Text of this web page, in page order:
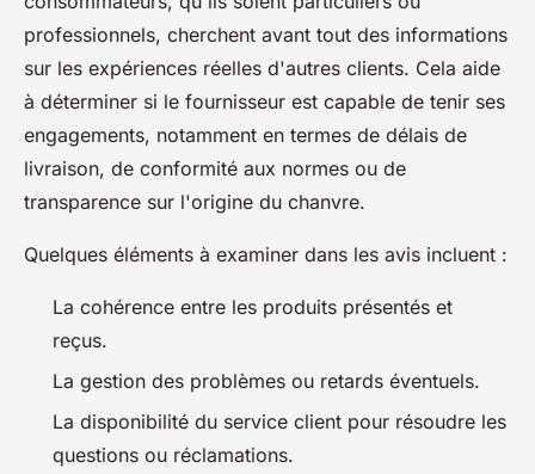
professionnels, cherchent avant tout des informations
sur les expériences réelles d'autres clients. Cela aide
à déterminer si le fournisseur est capable de tenir ses
engagements, notamment en termes de délais de
livraison, de conformité aux normes ou de
transparence sur l'origine du chanvre.
Quelques éléments à examiner dans les avis incluent :
La cohérence entre les produits présentés et
reçus.
La gestion des problèmes ou retards éventuels.
La disponibilité du service client pour résoudre les
questions ou réclamations.